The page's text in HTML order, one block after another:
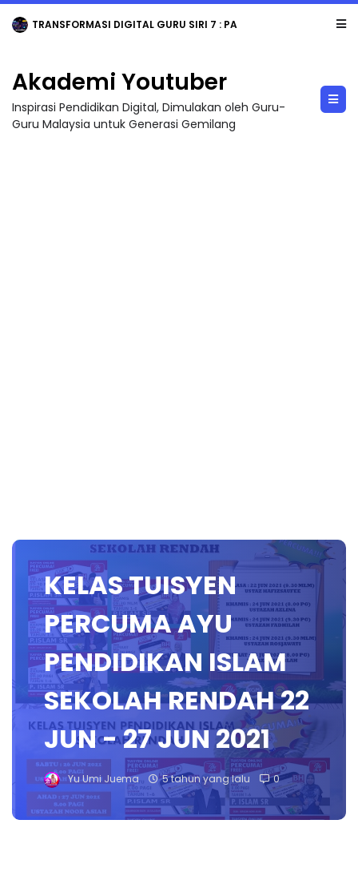
MAJLIS ANUGERAH FFK (FESTIVAL LENSA PENDIDIKAN - FLeP) 2026
Akademi Youtuber
Inspirasi Pendidikan Digital, Dimulakan oleh Guru-
Guru Malaysia untuk Generasi Gemilang
KELAS TUISYEN
PERCUMA AYU
PENDIDIKAN ISLAM
SEKOLAH RENDAH 22
JUN - 27 JUN 2021
Yu Umi Juema 5 tahun yang lalu 0